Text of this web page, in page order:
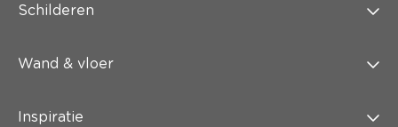
Schilderen
Wand & vloer
Inspiratie